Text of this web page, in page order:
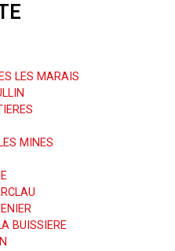
LES MARAIS
MINES
BUISSIERE